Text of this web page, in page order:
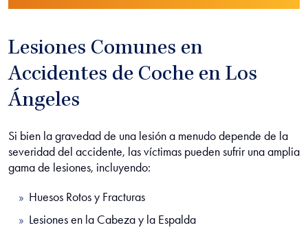
Lesiones Comunes en
Accidentes de Coche en Los
Ángeles
Si bien la gravedad de una lesión a menudo depende de la
severidad del accidente, las víctimas pueden sufrir una amplia
gama de lesiones, incluyendo:
Huesos Rotos y Fracturas
Lesiones en la Cabeza y la Espalda